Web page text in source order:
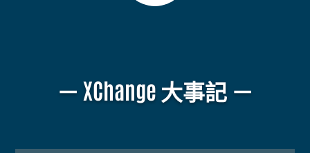
－ XChange 大事記 －